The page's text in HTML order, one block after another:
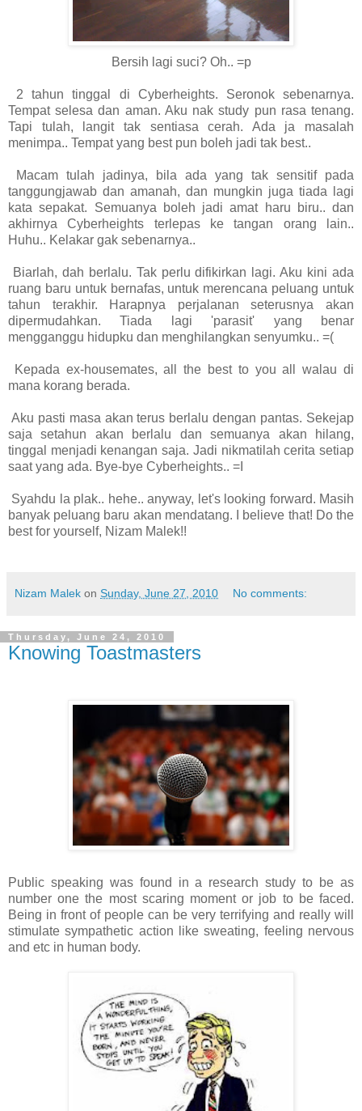
Bersih lagi suci? Oh.. =p
2 tahun tinggal di Cyberheights. Seronok sebenarnya.
Tempat selesa dan aman. Aku nak study pun rasa tenang.
Tapi tulah, langit tak sentiasa cerah. Ada ja masalah
menimpa.. Tempat yang best pun boleh jadi tak best..
Macam tulah jadinya, bila ada yang tak sensitif pada
tanggungjawab dan amanah, dan mungkin juga tiada lagi
kata sepakat. Semuanya boleh jadi amat haru biru.. dan
akhirnya Cyberheights terlepas ke tangan orang lain..
Huhu.. Kelakar gak sebenarnya..
Biarlah, dah berlalu. Tak perlu difikirkan lagi. Aku kini ada
ruang baru untuk bernafas, untuk merencana peluang untuk
tahun terakhir. Harapnya perjalanan seterusnya akan
dipermudahkan. Tiada lagi 'parasit' yang benar
mengganggu hidupku dan menghilangkan senyumku.. =(
Kepada ex-housemates, all the best to you all walau di
mana korang berada.
Aku pasti masa akan terus berlalu dengan pantas. Sekejap
saja setahun akan berlalu dan semuanya akan hilang,
tinggal menjadi kenangan saja. Jadi nikmatilah cerita setiap
saat yang ada. Bye-bye Cyberheights.. =I
Syahdu la plak.. hehe.. anyway, let's looking forward. Masih
banyak peluang baru akan mendatang. I believe that! Do the
best for yourself, Nizam Malek!!
Nizam Malek on Sunday, June 27, 2010 No comments:
Thursday, June 24, 2010
Knowing Toastmasters
Public speaking was found in a research study to be as
number one the most scaring moment or job to be faced.
Being in front of people can be very terrifying and really will
stimulate sympathetic action like sweating, feeling nervous
and etc in human body.